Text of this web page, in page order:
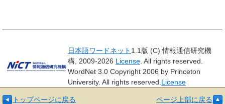
日本語ワードネット 1.1版 (C) 情報通信研究機
構, 2009-2026 License . All rights reserved.
WordNet 3.0 Copyright 2006 by Princeton
University. All rights reserved. License
トップページに戻る ページ上部に戻る